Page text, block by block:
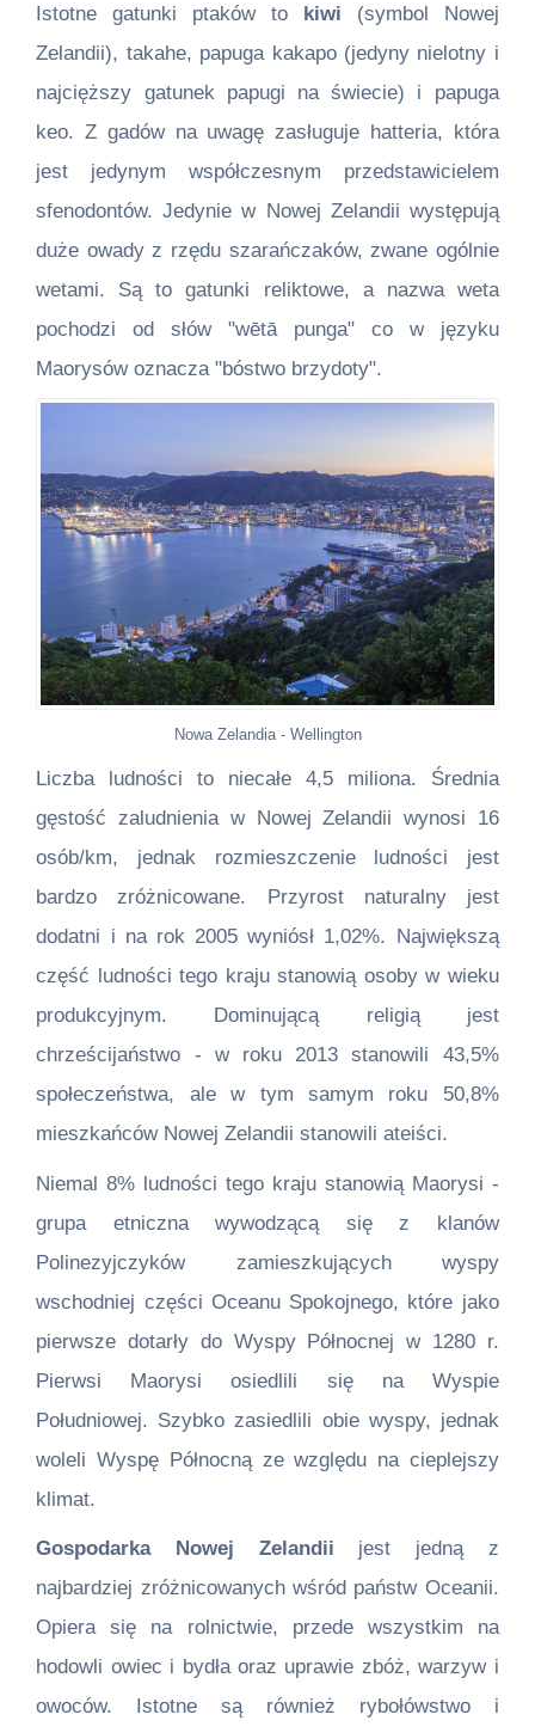
Istotne gatunki ptaków to kiwi (symbol Nowej
Zelandii), takahe, papuga kakapo (jedyny nielotny i
najcięższy gatunek papugi na świecie) i papuga
keo. Z gadów na uwagę zasługuje hatteria, która
jest jedynym współczesnym przedstawicielem
sfenodontów. Jedynie w Nowej Zelandii występują
duże owady z rzędu szarańczaków, zwane ogólnie
wetami. Są to gatunki reliktowe, a nazwa weta
pochodzi od słów "wētā punga" co w języku
Maorysów oznacza "bóstwo brzydoty".
Nowa Zelandia - Wellington
Liczba ludności to niecałe 4,5 miliona. Średnia
gęstość zaludnienia w Nowej Zelandii wynosi 16
osób/km, jednak rozmieszczenie ludności jest
bardzo zróżnicowane. Przyrost naturalny jest
dodatni i na rok 2005 wyniósł 1,02%. Największą
część ludności tego kraju stanowią osoby w wieku
produkcyjnym. Dominującą religią jest
chrześcijaństwo - w roku 2013 stanowili 43,5%
społeczeństwa, ale w tym samym roku 50,8%
mieszkańców Nowej Zelandii stanowili ateiści.
Niemal 8% ludności tego kraju stanowią Maorysi -
grupa etniczna wywodzącą się z klanów
Polinezyjczyków zamieszkujących wyspy
wschodniej części Oceanu Spokojnego, które jako
pierwsze dotarły do Wyspy Północnej w 1280 r.
Pierwsi Maorysi osiedlili się na Wyspie
Południowej. Szybko zasiedlili obie wyspy, jednak
woleli Wyspę Północną ze względu na cieplejszy
klimat.
Gospodarka Nowej Zelandii jest jedną z
najbardziej zróżnicowanych wśród państw Oceanii.
Opiera się na rolnictwie, przede wszystkim na
hodowli owiec i bydła oraz uprawie zbóż, warzyw i
owoców. Istotne są również rybołówstwo i